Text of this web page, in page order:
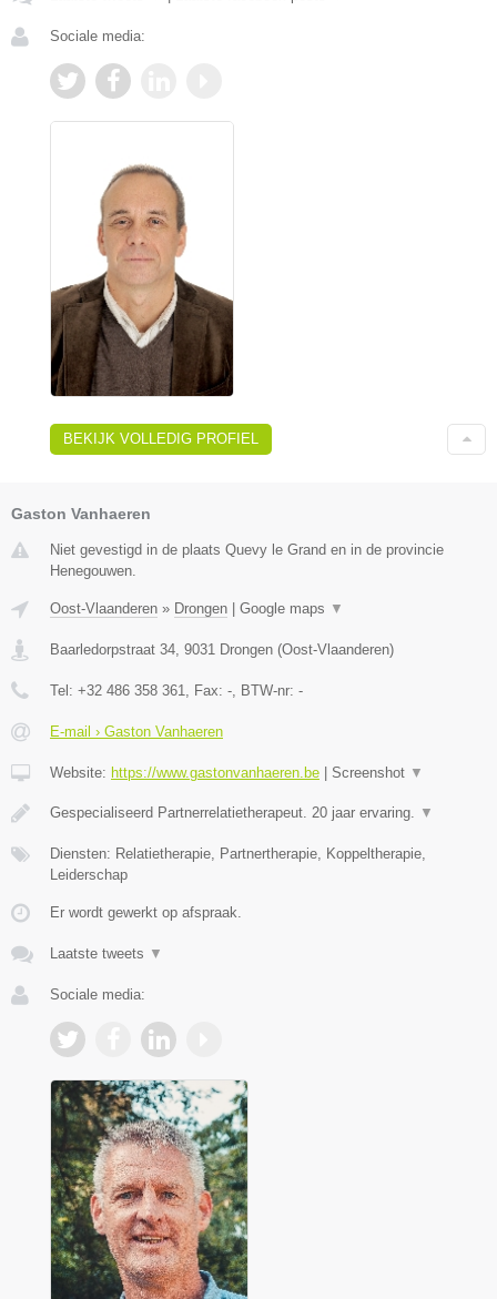
Sociale media:
BEKIJK VOLLEDIG PROFIEL
Gaston Vanhaeren
Niet gevestigd in de plaats Quevy le Grand en in de provincie
Henegouwen.
Oost-Vlaanderen » Drongen Google maps ▼
Baarledorpstraat 34, 9031 Drongen (Oost-Vlaanderen)
Tel: +32 486 358 361, Fax: -, BTW-nr: -
E-mail › Gaston Vanhaeren
Website: https://www.gastonvanhaeren.be Screenshot ▼
Gespecialiseerd Partnerrelatietherapeut. 20 jaar ervaring. ▼
Diensten: Relatietherapie, Partnertherapie, Koppeltherapie,
Leiderschap
Er wordt gewerkt op afspraak.
Laatste tweets ▼
Sociale media: